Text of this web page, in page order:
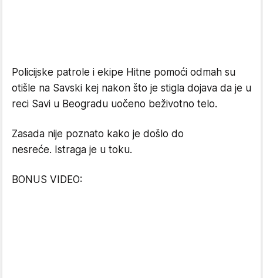
Policijske patrole i ekipe Hitne pomoći odmah su
otišle na Savski kej nakon što je stigla dojava da je u
reci Savi u Beogradu uočeno beživotno telo.
Zasada nije poznato kako je došlo do
nesreće. Istraga je u toku.
BONUS VIDEO: